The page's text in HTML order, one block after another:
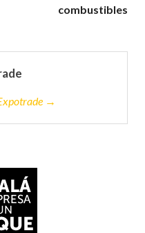
combustibles
→